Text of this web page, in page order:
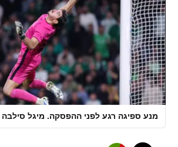
מנע ספיגה רגע לפני ההפסקה. מיגל סילבה